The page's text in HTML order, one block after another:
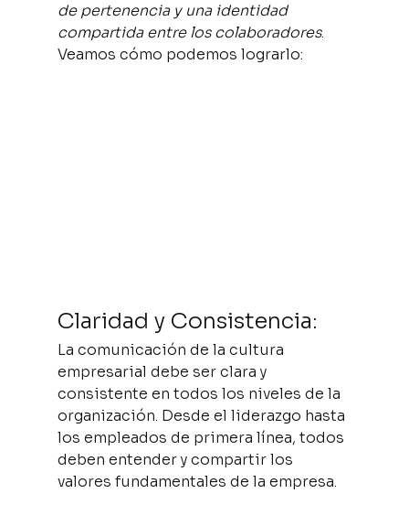
de pertenencia y una identidad
compartida entre los colaboradores.
Veamos cómo podemos lograrlo:
Claridad y Consistencia:
La comunicación de la cultura
empresarial debe ser clara y
consistente en todos los niveles de la
organización. Desde el liderazgo hasta
los empleados de primera línea, todos
deben entender y compartir los
valores fundamentales de la empresa.